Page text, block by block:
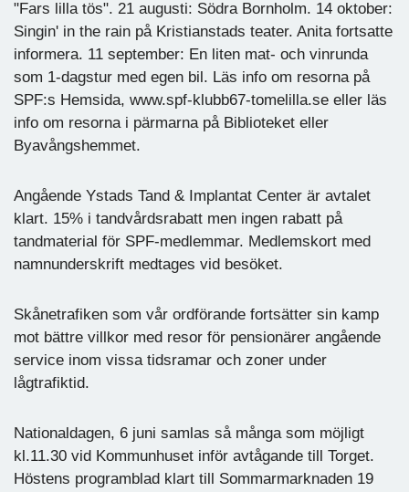
"Fars lilla tös". 21 augusti: Södra Bornholm. 14 oktober:
Singin' in the rain på Kristianstads teater. Anita fortsatte
informera. 11 september: En liten mat- och vinrunda
som 1-dagstur med egen bil. Läs info om resorna på
SPF:s Hemsida, www.spf-klubb67-tomelilla.se eller läs
info om resorna i pärmarna på Biblioteket eller
Byavångshemmet.
Angående Ystads Tand & Implantat Center är avtalet
klart. 15% i tandvårdsrabatt men ingen rabatt på
tandmaterial för SPF-medlemmar. Medlemskort med
namnunderskrift medtages vid besöket.
Skånetrafiken som vår ordförande fortsätter sin kamp
mot bättre villkor med resor för pensionärer angående
service inom vissa tidsramar och zoner under
lågtrafiktid.
Nationaldagen, 6 juni samlas så många som möjligt
kl.11.30 vid Kommunhuset inför avtågande till Torget.
Höstens programblad klart till Sommarmarknaden 19